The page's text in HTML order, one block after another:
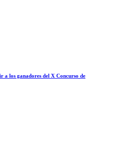
a los ganadores del X Concurso de